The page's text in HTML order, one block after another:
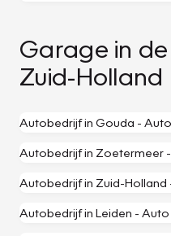
Garage in
Zuid-Holland
Autobedrijf in Gouda -
Autobedrijf in Zoetermeer
Autobedrijf in Zuid-
Autobedrijf in Leiden -